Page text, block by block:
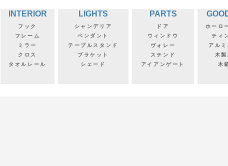
INTERIOR
フック
フレーム
ミラー
クロス
タオルレール
LIGHTS
シャンデリア
ペンダント
テーブルスタンド
ブラケット
シェード
PARTS
ドア
ウィンドウ
ヴォレー
ステンド
アイアンゲート
ホーロ
ティ
アルミ
木製
木